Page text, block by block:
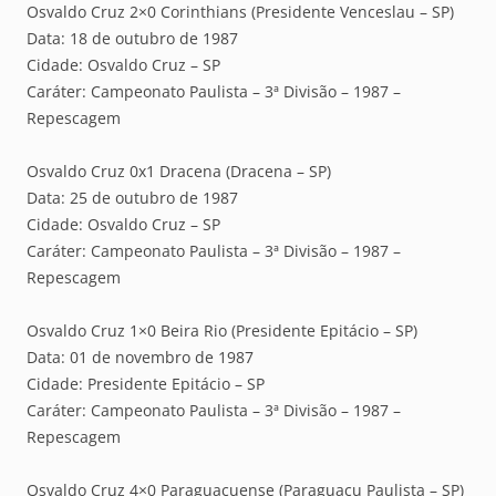
Osvaldo Cruz 2×0 Corinthians (Presidente Venceslau – SP)
Data: 18 de outubro de 1987
Cidade: Osvaldo Cruz – SP
Caráter: Campeonato Paulista – 3ª Divisão – 1987 –
Repescagem
Osvaldo Cruz 0x1 Dracena (Dracena – SP)
Data: 25 de outubro de 1987
Cidade: Osvaldo Cruz – SP
Caráter: Campeonato Paulista – 3ª Divisão – 1987 –
Repescagem
Osvaldo Cruz 1×0 Beira Rio (Presidente Epitácio – SP)
Data: 01 de novembro de 1987
Cidade: Presidente Epitácio – SP
Caráter: Campeonato Paulista – 3ª Divisão – 1987 –
Repescagem
Osvaldo Cruz 4×0 Paraguaçuense (Paraguaçu Paulista – SP)